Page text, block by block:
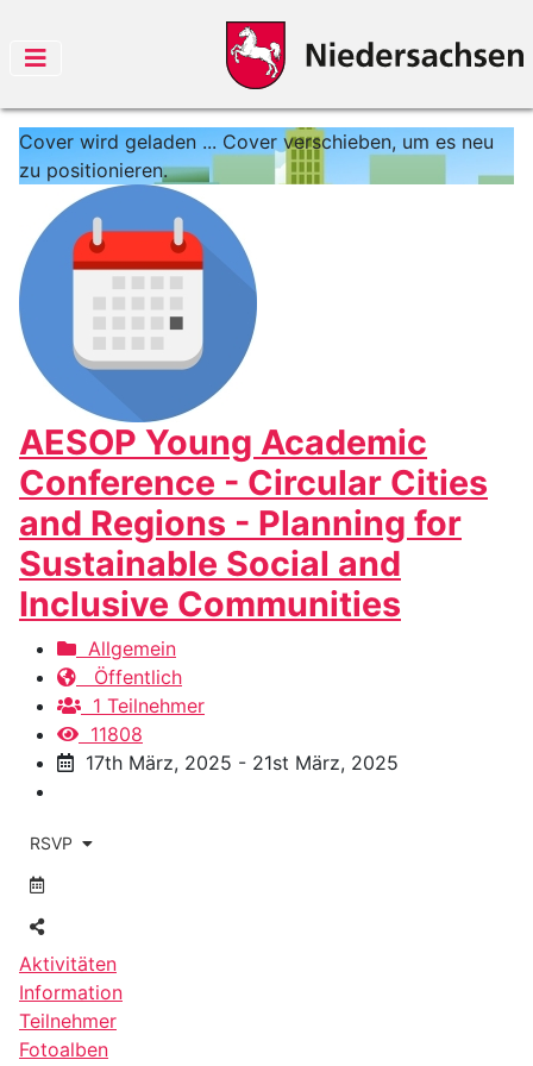
Cover wird geladen ... Cover verschieben, um es neu
zu positionieren.
AESOP Young Academic
Conference - Circular Cities
and Regions - Planning for
Sustainable Social and
Inclusive Communities
Allgemein
Öffentlich
1 Teilnehmer
11808
17th März, 2025 - 21st März, 2025
RSVP
Aktivitäten
Information
Teilnehmer
Fotoalben